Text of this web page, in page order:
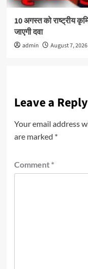
10 अगस्त को राष्ट्रीय
जाएगी दवा
admin August 7, 2026
Leave a Reply
Your email address
are marked *
Comment *